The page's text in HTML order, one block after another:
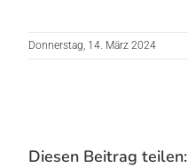
Donnerstag, 14. März 2024
Diesen Beitrag teilen: